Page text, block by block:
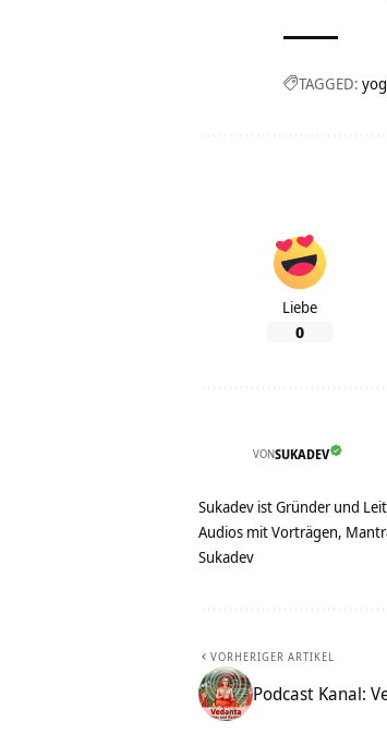
TAGGED:
Liebe
0
VONSUKADEV
Sukadev ist Gründer und
Audios mit Vorträgen,
Sukadev
VORHERIGER ARTIKEL
Podcast Kanal: